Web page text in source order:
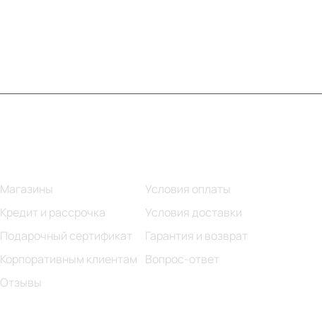
Магазины
Кредит и рассрочка
Подарочный сертификат
Корпоративным клиентам
Отзывы
Условия оплаты
Условия доставки
Гарантия и возврат
Вопрос-ответ